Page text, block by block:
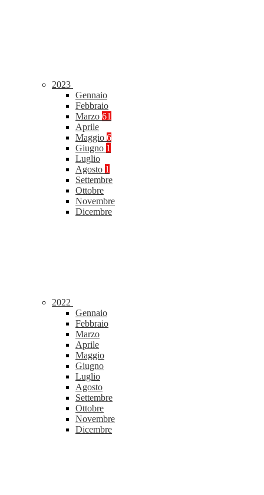
2023
Gennaio
Febbraio
Marzo 61
Aprile
Maggio 6
Giugno 1
Luglio
Agosto 1
Settembre
Ottobre
Novembre
Dicembre
2022
Gennaio
Febbraio
Marzo
Aprile
Maggio
Giugno
Luglio
Agosto
Settembre
Ottobre
Novembre
Dicembre